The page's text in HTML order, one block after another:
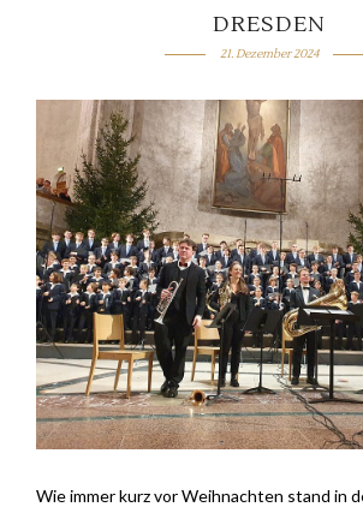
DRESDEN
21. Dezember 2024
Wie immer kurz vor Weihnachten stand in